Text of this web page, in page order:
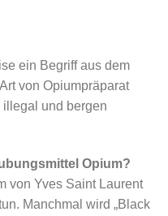
ein Begriff aus dem
von Opiumpräparat
und bergen
Opium?
von Yves Saint Laurent
Manchmal wird „Black